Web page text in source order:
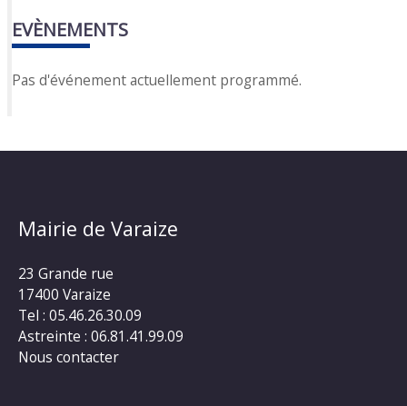
EVÈNEMENTS
Pas d'événement actuellement programmé.
Mairie de Varaize
23 Grande rue
17400 Varaize
Tel : 05.46.26.30.09
Astreinte : 06.81.41.99.09
Nous contacter